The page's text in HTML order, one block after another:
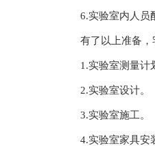
6.实验室内人员配
有了以上准备，
1.实验室测量计划
2.实验室设计。
3.实验室施工。
4.实验室家具安装